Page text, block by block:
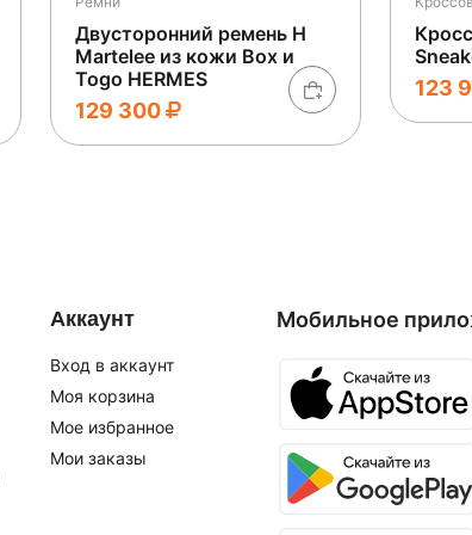
Двусторонний ремень H
Martelee из кожи Box и
Togo HERMES
129 300
123
Аккаунт
Вход в аккаунт
Моя корзина
Мое избранное
Мои заказы
Мобильное